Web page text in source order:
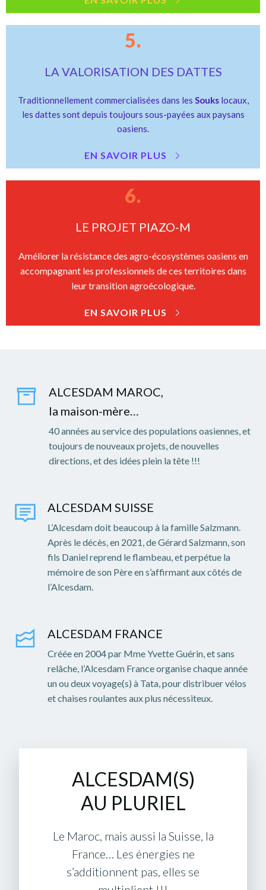
5.
LA VALORISATION DES DATTES
Traditionnellement commercialisées dans les Soukslocaux,
les dattes sont depuis toujours sous-payées aux paysans
oasiens.
EN SAVOIR PLUS
6.
LE PROJET PIAZO-M
Améliorer la résistance des agro-écosystèmes oasiens en
accompagnant les professionnels de ces territoires dans
leur transition agroécologique.
EN SAVOIR PLUS
ALCESDAM MAROC,
la maison-mère…
40 années au service des populations oasiennes, et
toujours de nouveaux projets, de nouvelles
directions, et des idées plein la tête !!!
ALCESDAM SUISSE
L’Alcesdam doit beaucoup à la famille Salzmann.
Après le décès, en 2021, de Gérard Salzmann, son
fils Daniel reprend le flambeau, et perpétue la
mémoire de son Père en s’affirmant aux côtés de
l’Alcesdam.
ALCESDAM FRANCE
Créée en 2004 par Mme Yvette Guérin, et sans
relâche, l’Alcesdam France organise chaque année
un ou deux voyage(s) à Tata, pour distribuer vélos
et chaises roulantes aux plus nécessiteux.
ALCESDAM(S)
AU PLURIEL
Le Maroc, mais aussi la Suisse, la
France… Les énergies ne
s’additionnent pas, elles se